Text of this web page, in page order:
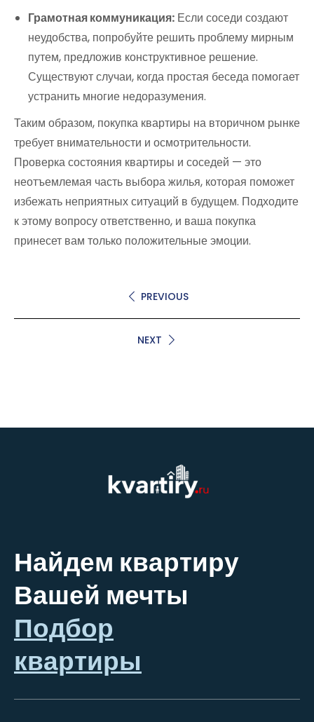
Грамотная коммуникация: Если соседи создают
неудобства, попробуйте решить проблему мирным
путем, предложив конструктивное решение.
Существуют случаи, когда простая беседа помогает
устранить многие недоразумения.
Таким образом, покупка квартиры на вторичном рынке
требует внимательности и осмотрительности.
Проверка состояния квартиры и соседей — это
неотъемлемая часть выбора жилья, которая поможет
избежать неприятных ситуаций в будущем. Подходите
к этому вопросу ответственно, и ваша покупка
принесет вам только положительные эмоции.
PREVIOUS
NEXT
Найдем квартиру
Вашей мечты
Подбор
квартиры